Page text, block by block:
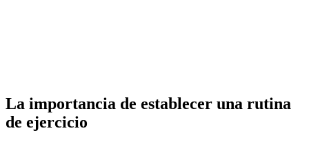
La importancia de establecer una rutina
de ejercicio